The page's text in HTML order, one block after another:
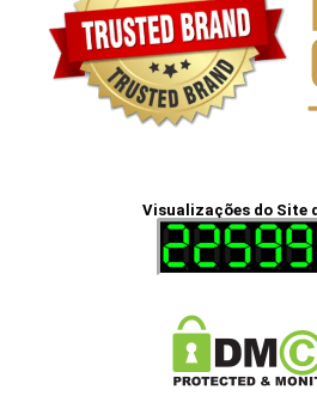
Visualizações do Site